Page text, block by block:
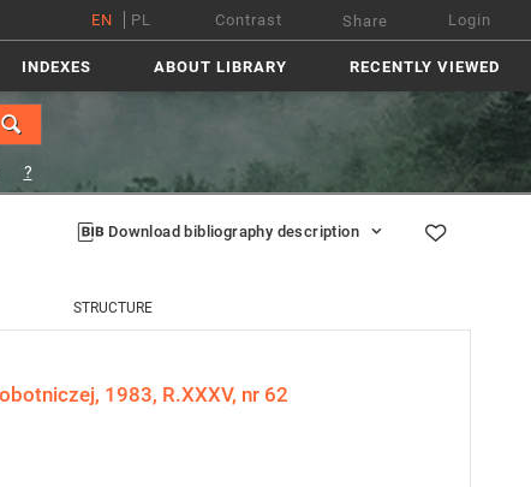
EN PL Contrast Share Login
INDEXES ABOUT LIBRARY RECENTLY VIEWED
?
Download bibliography description
STRUCTURE
1983, R.XXXV, nr 62